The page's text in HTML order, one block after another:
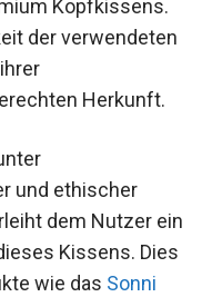
Kopfkissens.
der verwendeten
Herkunft.
und ethischer
dem Nutzer ein
Kissens. Dies
wie das Sonni